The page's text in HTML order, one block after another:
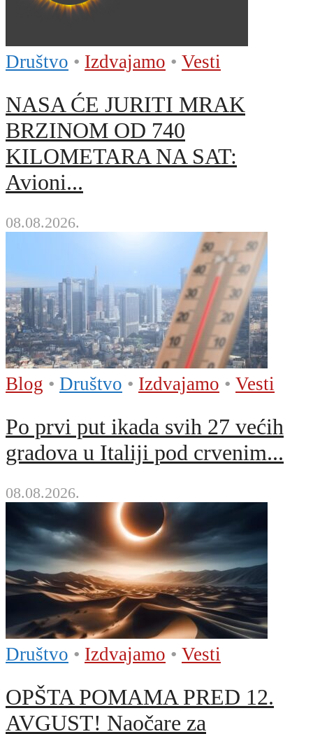
Društvo • Izdvajamo • Vesti
NASA ĆE JURITI MRAK
BRZINOM OD 740
KILOMETARA NA SAT:
Avioni...
08.08.2026.
Blog • Društvo • Izdvajamo • Vesti
Po prvi put ikada svih 27 većih
gradova u Italiji pod crvenim...
08.08.2026.
Društvo • Izdvajamo • Vesti
OPŠTA POMAMA PRED 12.
AVGUST! Naočare za